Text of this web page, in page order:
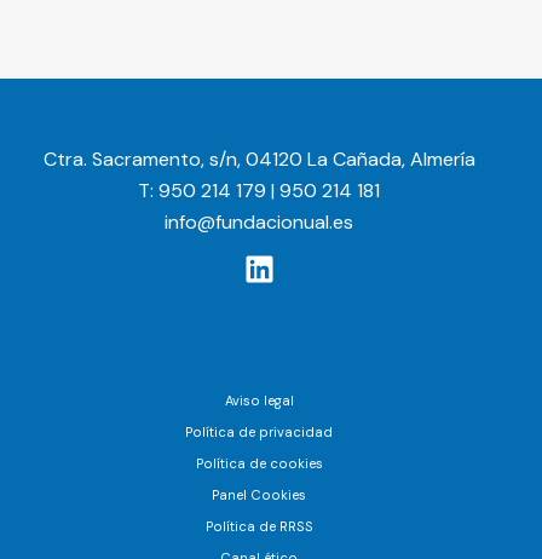
Ctra. Sacramento, s/n, 04120 La Cañada, Almería
T: 950 214 179 | 950 214 181
info@fundacionual.es
Aviso legal
Política de privacidad
Política de cookies
Panel Cookies
Política de RRSS